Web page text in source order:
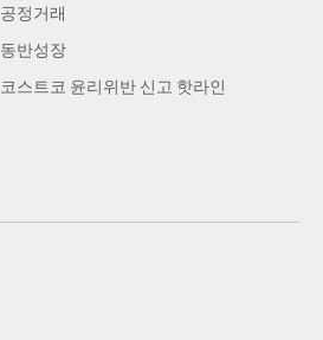
공정거래
동반성장
코스트코 윤리위반 신고 핫라인